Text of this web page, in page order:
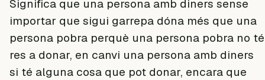
Significa que una persona amb diners sense
importar que sigui garrepa dóna més que una
persona pobra perquè una persona pobra no té
res a donar, en canvi una persona amb diners
si té alguna cosa que pot donar, encara que